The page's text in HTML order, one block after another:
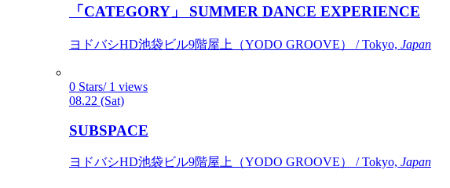
「CATEGORY」 SUMMER DANCE EXPERIENCE
ヨドバシHD池袋ビル9階屋上（YODO GROOVE） / Tokyo, Japan
0 Stars/ 1 views
08.22 (Sat)
SUBSPACE
ヨドバシHD池袋ビル9階屋上（YODO GROOVE） / Tokyo, Japan